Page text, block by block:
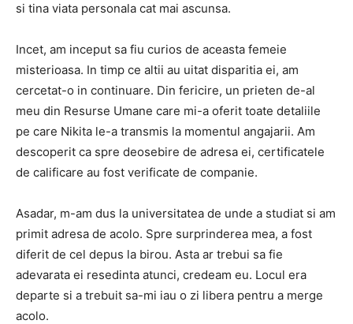
si tina viata personala cat mai ascunsa.
Incet, am inceput sa fiu curios de aceasta femeie
misterioasa. In timp ce altii au uitat disparitia ei, am
cercetat-o ​​in continuare. Din fericire, un prieten de-al
meu din Resurse Umane care mi-a oferit toate detaliile
pe care Nikita le-a transmis la momentul angajarii. Am
descoperit ca spre deosebire de adresa ei, certificatele
de calificare au fost verificate de companie.
Asadar, m-am dus la universitatea de unde a studiat si am
primit adresa de acolo. Spre surprinderea mea, a fost
diferit de cel depus la birou. Asta ar trebui sa fie
adevarata ei resedinta atunci, credeam eu. Locul era
departe si a trebuit sa-mi iau o zi libera pentru a merge
acolo.